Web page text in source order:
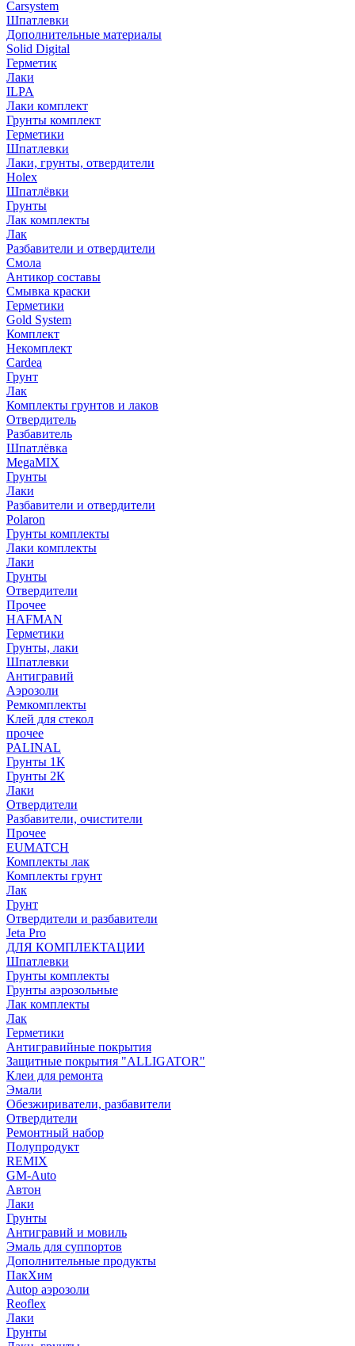
Carsystem
Шпатлевки
Дополнительные материалы
Solid Digital
Герметик
Лаки
ILPA
Лаки комплект
Грунты комплект
Герметики
Шпатлевки
Лаки, грунты, отвердители
Holex
Шпатлёвки
Грунты
Лак комплекты
Лак
Разбавители и отвердители
Смола
Антикор составы
Смывка краски
Герметики
Gold System
Комплект
Некомплект
Cardea
Грунт
Лак
Комплекты грунтов и лаков
Отвердитель
Разбавитель
Шпатлёвка
MegaMIX
Грунты
Лаки
Разбавители и отвердители
Polaron
Грунты комплекты
Лаки комплекты
Лаки
Грунты
Отвердители
Прочее
HAFMAN
Герметики
Грунты, лаки
Шпатлевки
Антигравий
Аэрозоли
Ремкомплекты
Клей для стекол
прочее
PALINAL
Грунты 1К
Грунты 2К
Лаки
Отвердители
Разбавители, очистители
Прочее
EUMATCH
Комплекты лак
Комплекты грунт
Лак
Грунт
Отвердители и разбавители
Jeta Pro
ДЛЯ КОМПЛЕКТАЦИИ
Шпатлевки
Грунты комплекты
Грунты аэрозольные
Лак комплекты
Лак
Герметики
Антигравийные покрытия
Защитные покрытия "ALLIGATOR"
Клеи для ремонта
Эмали
Обезжириватели, разбавители
Отвердители
Ремонтный набор
Полупродукт
REMIX
GM-Auto
Автон
Лаки
Грунты
Антигравий и мовиль
Эмаль для суппортов
Дополнительные продукты
ПакХим
Autop аэрозоли
Reoflex
Лаки
Грунты